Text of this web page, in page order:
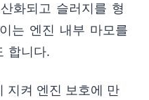
화되고 슬러지를 형
는 엔진 내부 마모를
합니다.
지켜 엔진 보호에 만